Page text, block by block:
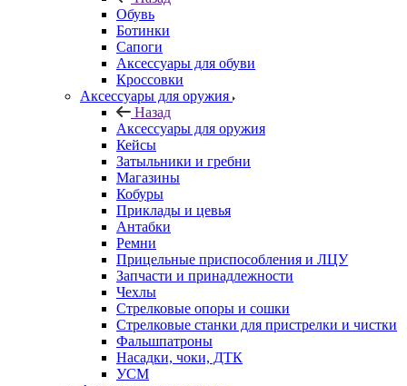
Обувь
Ботинки
Сапоги
Аксессуары для обуви
Кроссовки
Аксессуары для оружия
Назад
Аксессуары для оружия
Кейсы
Затыльники и гребни
Магазины
Кобуры
Приклады и цевья
Антабки
Ремни
Прицельные приспособления и ЛЦУ
Запчасти и принадлежности
Чехлы
Стрелковые опоры и сошки
Стрелковые станки для пристрелки и чистки
Фальшпатроны
Насадки, чоки, ДТК
УСМ